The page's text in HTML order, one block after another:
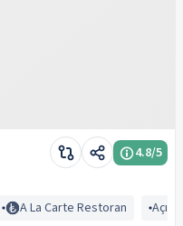
4.8/5
A La Carte Restoran
Açık